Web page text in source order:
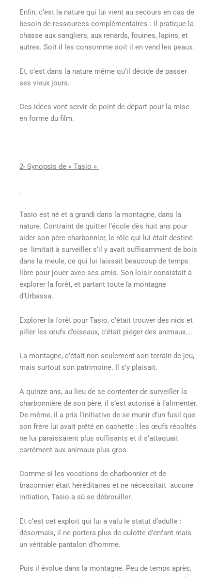
Enfin, c’est la nature qui lui vient au secours en cas de
besoin de ressources complémentaires : il pratique la
chasse aux sangliers, aux renards, fouines, lapins, et
autres. Soit il les consomme soit il en vend les peaux.
Et, c’est dans la nature même qu’il décide de passer
ses vieux jours.
Ces idées vont servir de point de départ pour la mise
en forme du film.
2- Synopsis de « Tasio »
Tasio est né et a grandi dans la montagne, dans la
nature. Contraint de quitter l’école dès huit ans pour
aider son père charbonnier, le rôle qui lui était destiné
se limitait à surveiller s’il y avait suffisamment de bois
dans la meule, ce qui lui laissait beaucoup de temps
libre pour jouer avec ses amis. Son loisir consistait à
explorer la forêt, et partant toute la montagne
d’Urbassa.
Explorer la forêt pour Tasio, c’était trouver des nids et
piller les œufs d’oiseaux, c’était piéger des animaux….
La montagne, c’était non seulement son terrain de jeu,
mais surtout son patrimoine. Il s’y plaisait.
A quinze ans, au lieu de se contenter de surveiller la
charbonnière de son père, il s’est autorisé à l’alimenter.
De même, il a pris l’initiative de se munir d’un fusil que
son frère lui avait prêté en cachette : les œufs récoltés
ne lui paraissaient plus suffisants et il s’attaquait
carrément aux animaux plus gros.
Comme si les vocations de charbonnier et de
braconnier était héréditaires et ne nécessitait aucune
initiation, Tasio a sû se débrouiller.
Et c’est cet exploit qui lui a valu le statut d’adulte :
désormais, il ne portera plus de culotte d’enfant mais
un véritable pantalon d’homme.
Puis il évolue dans la montagne. Peu de temps après,